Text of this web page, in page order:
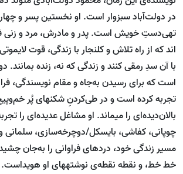
در دولت‌آباد سبزوار است. او نخستین پسر و
تهی‌دستِ خویش است. پدر و مادرش، مرد و زنی
اند که از راه تلاش و کلنجار با زندگی، قوت
با آن سدِ رمقی کنند و زندگی که نه، زنده بمانند.
است که برای رسیدن به‌جاه و مقام نویسندگی،
تجربه کرده است و در طی‌کردنِ شکن‏های پُر
بالان‌دیده‌‏ای را می‏ماند. او مشاغل عدیده‌ای را
چوپانی، کفاشی، بایسکل/دوچرخه‌سازی، سلمانی
مسیر زندگی خود، دردهای فراوانی را به‌جان
خط خط، و نقطه نقطه‌ی نوشته‏های او هویداست.